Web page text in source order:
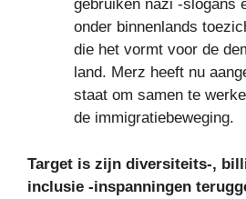
gebruiken nazi -slogans
onder binnenlands
die het vormt voor de
land. Merz heeft nu
staat om samen te
de immigratiebeweging.
Target is zijn diversiteits-,
inclusie -inspanningen